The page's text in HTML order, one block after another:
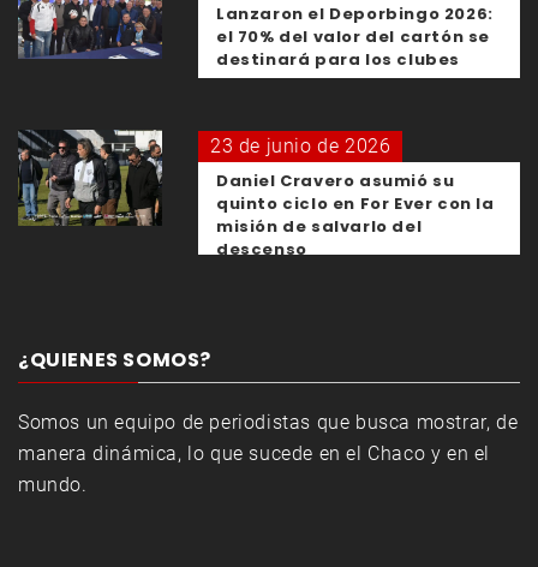
Lanzaron el Deporbingo 2026:
el 70% del valor del cartón se
destinará para los clubes
23 de junio de 2026
Daniel Cravero asumió su
quinto ciclo en For Ever con la
misión de salvarlo del
descenso
¿QUIENES SOMOS?
Somos un equipo de periodistas que busca mostrar, de
manera dinámica, lo que sucede en el Chaco y en el
mundo.